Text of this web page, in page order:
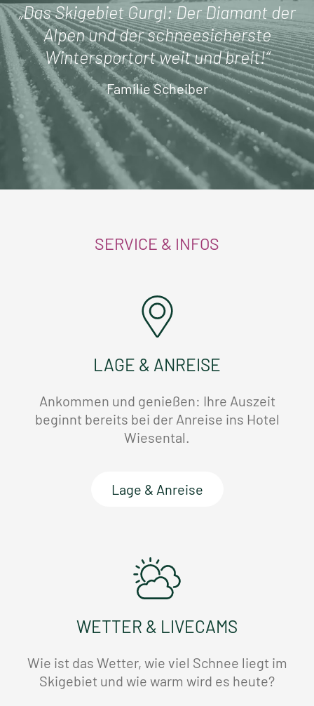
„Das Skigebiet Gurgl: Der Diamant der
Alpen und der schneesicherste
Wintersportort weit und breit!“
Familie Scheiber
SERVICE & INFOS
LAGE & ANREISE
Ankommen und genießen: Ihre Auszeit
beginnt bereits bei der Anreise ins Hotel
Wiesental.
Lage & Anreise
WETTER & LIVECAMS
Wie ist das Wetter, wie viel Schnee liegt im
Skigebiet und wie warm wird es heute?